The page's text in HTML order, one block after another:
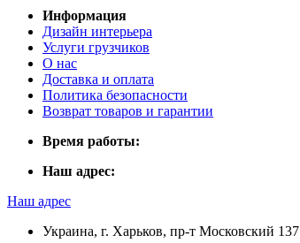
Информация
Дизайн интерьера
Услуги грузчиков
О нас
Доставка и оплата
Политика безопасности
Возврат товаров и гарантии
Время работы:
Наш адрес:
Наш адрес
Украина, г. Харьков, пр-т Московский 137